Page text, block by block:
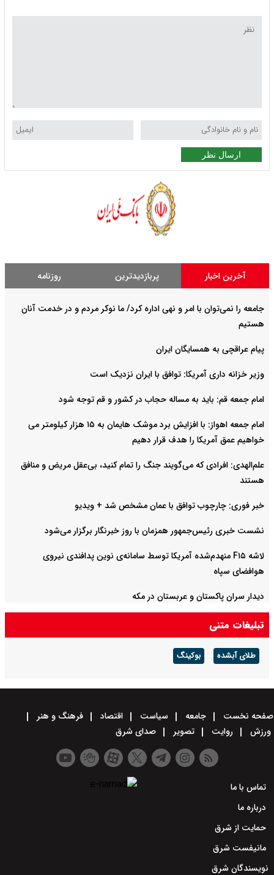
ارسال نظر
آخرین اخبار پربازدیدترین روزنامه
جامعه را نمی‌توان با امر و نهی اداره کرد/ ما نوکر مردم و در خدمت آنان
هستیم
پیام عراقچی به همسایگان ایران
وزیر خزانه داری آمریکا: توافق با ایران نزدیک است
امام جمعه قم: باید به مساله حجاب در کشور و قم توجه شود
امام‌ جمعه اهواز: با افزایش برد موشک هایمان به ۱۵ هزار کیلومتر می
خواهیم عمق آمریکا را هدف قرار دهیم
علم‌الهدی: افرادی که می‌گویند جنگ را تمام کنید، بی‌عقل مریض و منافق
هستند
خبر فوری: چارچوب توافق با عمان مشخص شد + ویدیو
نشست خبری رئیس‌جمهور همزمان با روز خبرنگار برگزار می‌شود
لاشه F۱۵ منهدم‌شده آمریکا توسط سامانه‌ی نوین پدافندی نیروی
هوافضای سپاه
دیدار سران پاکستان و عربستان در مکه
تبلیغات متنی
طلای آبشده بوکینگ
صفحه نخست جامعه سیاست اقتصاد
فرهنگ و هنر
ورزش
روایت تصویر صدای شرق
تماس با ما
درباره ما
حمایت از شرق
مانیفست شرق
نویسندگان شرق